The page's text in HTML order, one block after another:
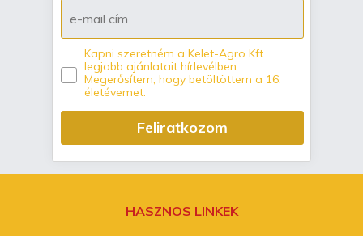
Kapni szeretném a Kelet-Agro Kft.
legjobb ajánlatait hírlevélben.
Megerősítem, hogy betöltöttem a 16.
életévemet.
Feliratkozom
HASZNOS LINKEK